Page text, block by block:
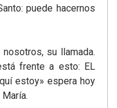
puede hacernos
su llamada.
frente a esto: EL
estoy» espera hoy